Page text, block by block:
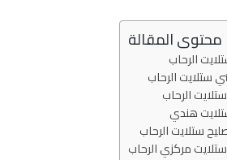
محتوى المقالة
الرحاب
ستلايت الرحاب
الرحاب
هندي
ستلايت الرحاب
مركزي الرحاب